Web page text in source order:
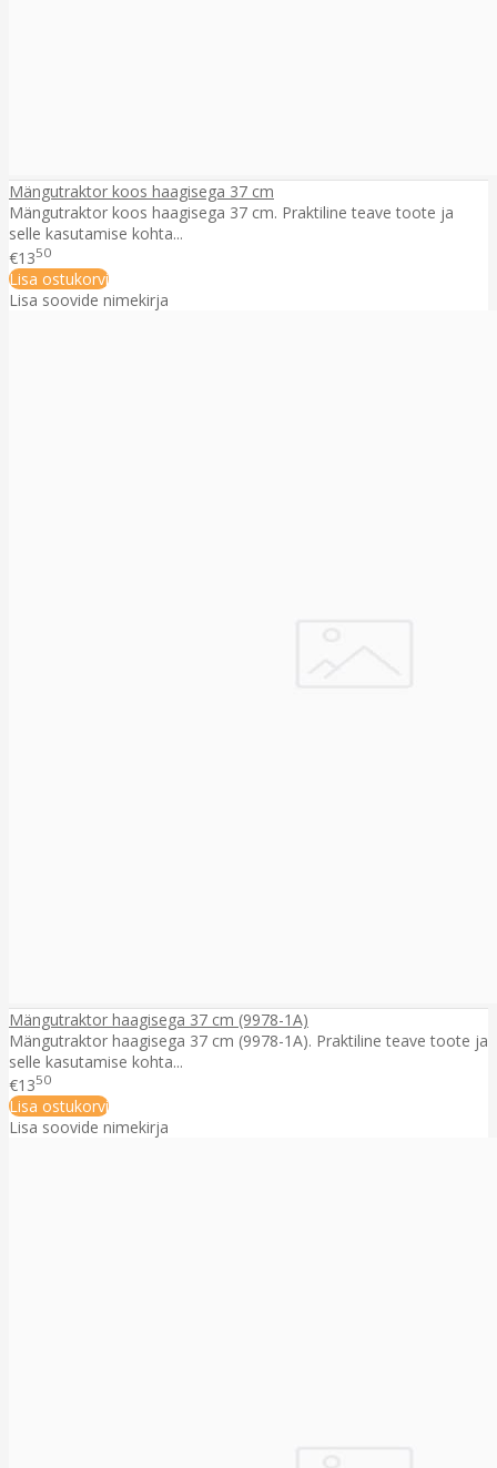
Mängutraktor koos haagisega 37 cm
Mängutraktor koos haagisega 37 cm. Praktiline teave toote ja
selle kasutamise kohta...
€1350
Lisa ostukorvi
Lisa soovide nimekirja
Mängutraktor haagisega 37 cm (9978-1A)
Mängutraktor haagisega 37 cm (9978-1A). Praktiline teave toote ja
selle kasutamise kohta...
€1350
Lisa ostukorvi
Lisa soovide nimekirja